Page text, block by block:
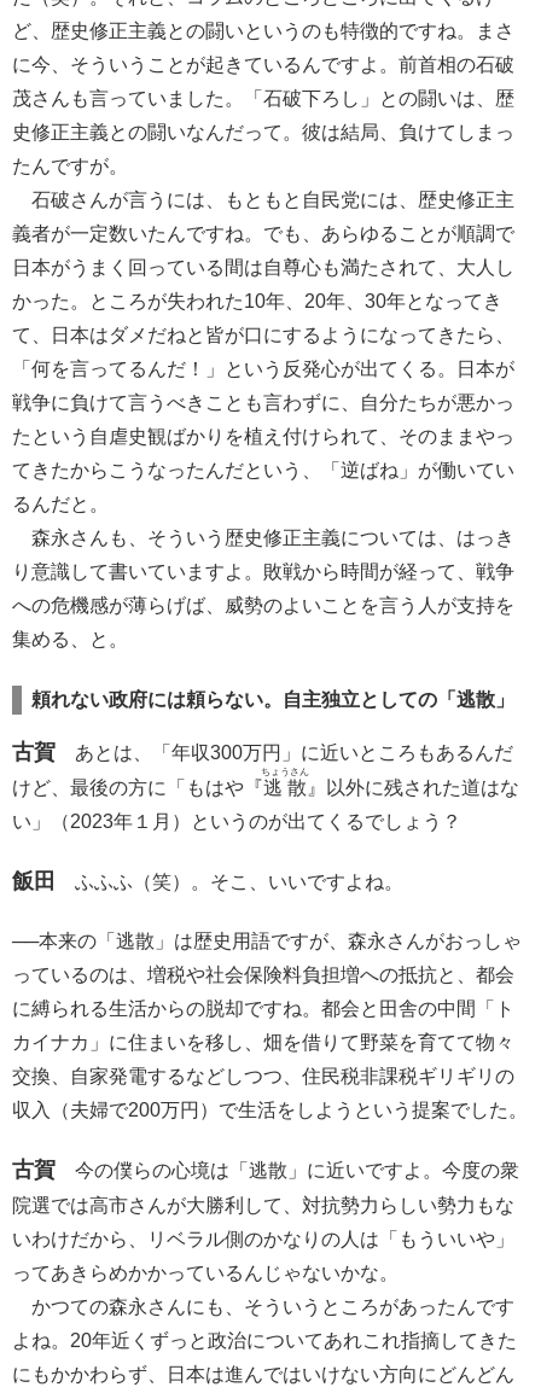
ど、歴史修正主義との闘いというのも特徴的ですね。まさ
に今、そういうことが起きているんですよ。前首相の石破
茂さんも言っていました。「石破下ろし」との闘いは、歴
史修正主義との闘いなんだって。彼は結局、負けてしまっ
たんですが。
石破さんが言うには、もともと自民党には、歴史修正主
義者が一定数いたんですね。でも、あらゆることが順調で
日本がうまく回っている間は自尊心も満たされて、大人し
かった。ところが失われた10年、20年、30年となってき
て、日本はダメだねと皆が口にするようになってきたら、
「何を言ってるんだ！」という反発心が出てくる。日本が
戦争に負けて言うべきことも言わずに、自分たちが悪かっ
たという自虐史観ばかりを植え付けられて、そのままやっ
てきたからこうなったんだという、「逆ばね」が働いてい
るんだと。
森永さんも、そういう歴史修正主義については、はっき
り意識して書いていますよ。敗戦から時間が経って、戦争
への危機感が薄らげば、威勢のよいことを言う人が支持を
集める、と。
頼れない政府には頼らない。自主独立としての「逃散」
古賀 あとは、「年収300万円」に近いところもあるんだ
けど、最後の方に「もはや『逃散
ちょうさん
』以外に残された道はな
い」（2023年１月）というのが出てくるでしょう？
飯田 ふふふ（笑）。そこ、いいですよね。
──本来の「 逃散 」は歴史用語ですが、森永さんがおっしゃ
っているのは、増税や社会保険料負担増への抵抗と、都会
に縛られる生活からの脱却ですね。都会と田舎の中間「ト
カイナカ」に住まいを移し、畑を借りて野菜を育てて物々
交換、自家発電するなどしつつ、住民税非課税ギリギリの
収入（夫婦で200万円）で生活をしようという提案でした。
古賀 今の僕らの心境は「逃散」に近いですよ。今度の衆
院選では高市さんが大勝利して、対抗勢力らしい勢力もな
いわけだから、リベラル側のかなりの人は「もういいや」
ってあきらめかかっているんじゃないかな。
かつての森永さんにも、そういうところがあったんです
よね。20年近くずっと政治についてあれこれ指摘してきた
にもかかわらず、日本は進んではいけない方向にどんどん